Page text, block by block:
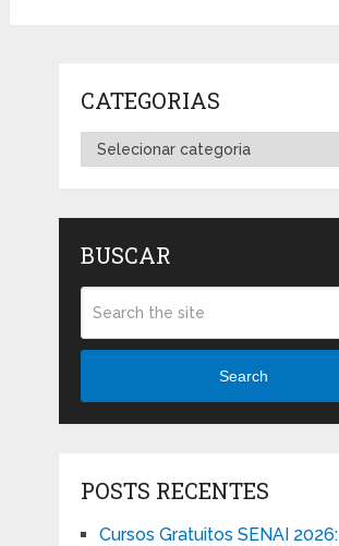
CATEGORIAS
Categorias
BUSCAR
Search
POSTS RECENTES
Cursos Gratuitos SENAI 2026: